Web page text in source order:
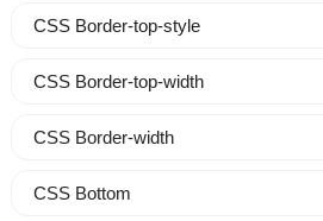
CSS Border-top-style
CSS Border-top-width
CSS Border-width
CSS Bottom